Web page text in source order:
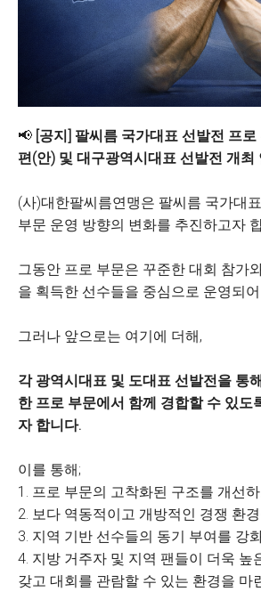
📢 [공지] 팔씨름 국가대표 선발전 프
편(안) 및 대구광역시대표 선발전 개최
(사)대한팔씨름연맹은 팔씨름 국가대
부문 운영 방향의 변화를 추진하고자
그동안 프로 부문은 꾸준한 대회 참가
을 획득한 선수들을 중심으로 운영되
그러나 앞으로는 여기에 더해,
각 광역시대표 및 도대표 선발전을 통
한 프로 부문에서 함께 경합할 수 있도
자 합니다.
이를 통해;
1. 프로 부문의 고착화된 구조를 개선
2. 보다 역동적이고 개방적인 경쟁 환
3. 지역 기반 선수들의 동기 부여를 강
4. 지방 거주자 및 지역 팬들이 더욱 높
갖고 대회를 관람할 수 있는 환경을 마